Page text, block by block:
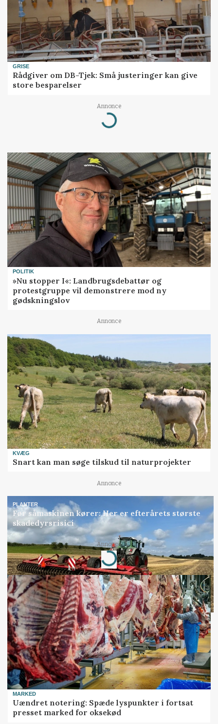
GRISE
Rådgiver om DB-Tjek: Små justeringer kan give
store besparelser
Annonce
Loading...
POLITIK
»Nu stopper I«: Landbrugsdebattør og
protestgruppe vil demonstrere mod ny
gødskningslov
Annonce
KVÆG
Snart kan man søge tilskud til naturprojekter
Annonce
PLANTER
Før såmaskinen kører: Her er efterårets største
skadedyrsrisici
Annonce
Loading...
MARKED
Uændret notering: Spæde lyspunkter i fortsat
presset marked for oksekød